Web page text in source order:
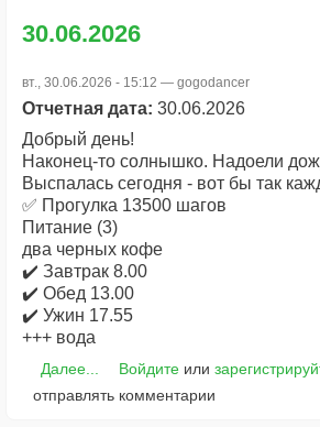
30.06.2026
вт., 30.06.2026 - 15:12 — gogodancer
Отчетная дата: 30.06.2026
Добрый день!
Наконец-то солнышко. Надоели
Выспалась сегодня - вот бы так
✅ Прогулка 13500 шагов
Питание (3)
два черных кофе
✔️ Завтрак 8.00
✔️ Обед 13.00
✔️ Ужин 17.55
+++ вода
Далее... Войдитеили
отправлять комментарии